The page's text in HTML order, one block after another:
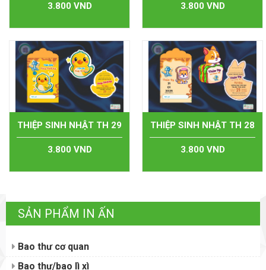
3.800 VND 3.800 VND
THIỆP SINH NHẬT TH 29
3.800 VND
THIỆP SINH NHẬT TH 28
3.800 VND
SẢN PHẨM IN ẤN
Bao thư cơ quan
Bao thư/bao lì xì